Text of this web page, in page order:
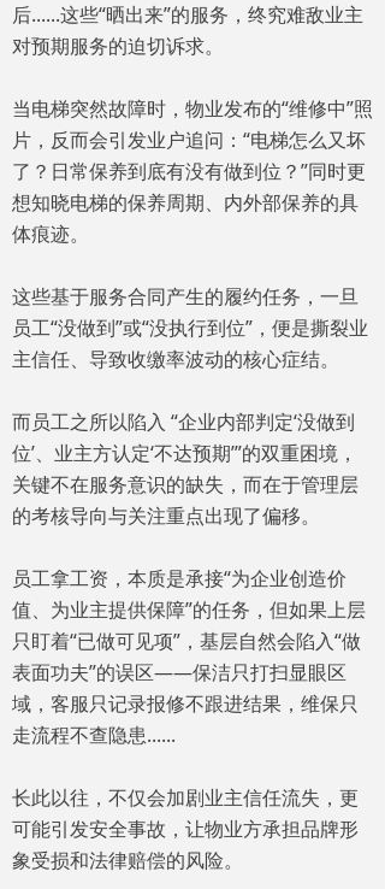
后......这些“晒出来”的服务，终究难敌业主
对预期服务的迫切诉求。
当电梯突然故障时，物业发布的“维修中”照
片，反而会引发业户追问：“电梯怎么又坏
了？日常保养到底有没有做到位？”同时更
想知晓电梯的保养周期、内外部保养的具
体痕迹。
这些基于服务合同产生的履约任务，一旦
员工“没做到”或“没执行到位”，便是撕裂业
主信任、导致收缴率波动的核心症结。
而员工之所以陷入 “企业内部判定‘没做到
位’、业主方认定‘不达预期’”的双重困境，
关键不在服务意识的缺失，而在于管理层
的考核导向与关注重点出现了偏移。
员工拿工资，本质是承接“为企业创造价
值、为业主提供保障”的任务，但如果上层
只盯着“已做可见项”，基层自然会陷入“做
表面功夫”的误区——保洁只打扫显眼区
域，客服只记录报修不跟进结果，维保只
走流程不查隐患......
长此以往，不仅会加剧业主信任流失，更
可能引发安全事故，让物业方承担品牌形
象受损和法律赔偿的风险。